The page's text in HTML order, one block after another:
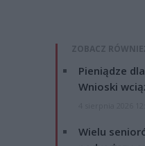
ZOBACZ
Pieniądze
Wnioski
Wielu